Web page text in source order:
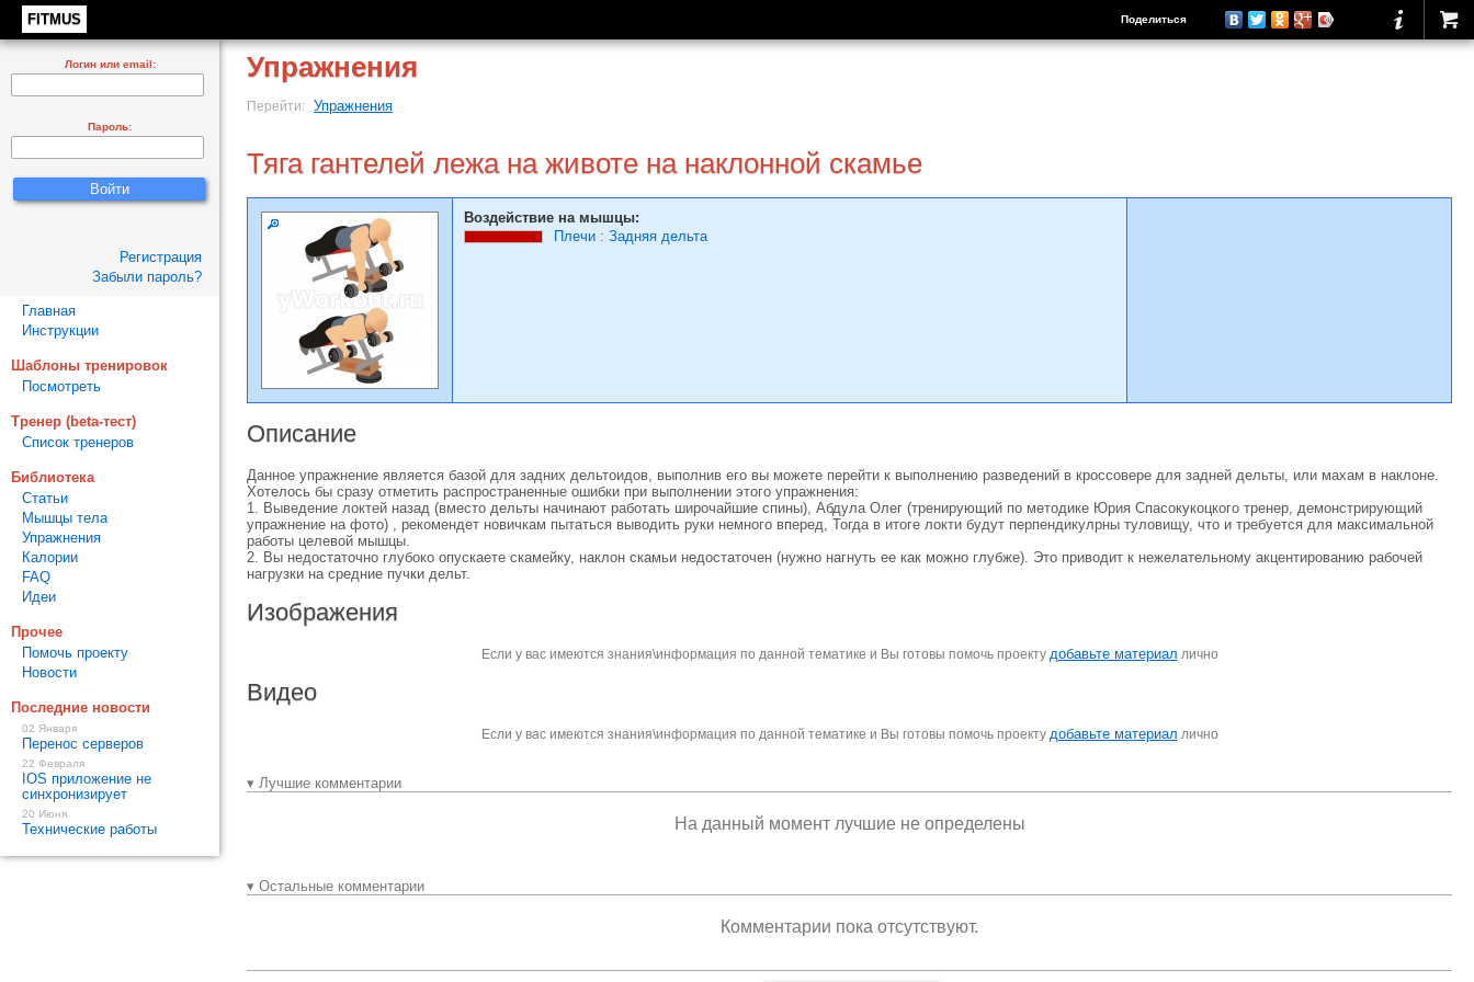
FITMUS Поделиться
Упражнения
Перейти: Упражнения
Тяга гантелей лежа на животе на наклонной скамье
Воздействие на мышцы:
Плечи : Задняя дельта
Описание
Данное упражнение является базой для задних дельтоидов, выполнив его вы можете перейти к выполнению разведений в кроссовере для задней дельты, или махам в наклоне.
Хотелось бы сразу отметить распространенные ошибки при выполнении этого упражнения:
1. Выведение локтей назад (вместо дельты начинают работать широчайшие спины), Абдула Олег (тренирующий по методике Юрия Спасокукоцкого тренер, демонстрирующий
упражнение на фото) , рекомендет новичкам пытаться выводить руки немного вперед, Тогда в итоге локти будут перпендикулрны туловищу, что и требуется для максимальной
работы целевой мышцы.
2. Вы недостаточно глубоко опускаете скамейку, наклон скамьи недостаточен (нужно нагнуть ее как можно глубже). Это приводит к нежелательному акцентированию рабочей
нагрузки на средние пучки дельт.
Изображения
Если у вас имеются знания\информация по данной тематике и Вы готовы помочь проекту добавьте материал лично
Видео
Если у вас имеются знания\информация по данной тематике и Вы готовы помочь проекту добавьте материал лично
▾ Лучшие комментарии
На данный момент лучшие не определены
▾ Остальные комментарии
Комментарии пока отсутствуют.
Логин или email:
Пароль:
Регистрация
Забыли пароль?
Главная
Инструкции
Шаблоны тренировок
Посмотреть
Тренер (beta-тест)
Список тренеров
Библиотека
Статьи
Мышцы тела
Упражнения
Калории
FAQ
Идеи
Прочее
Помочь проекту
Новости
Последние новости
02 Января
Перенос серверов
22 Февраля
IOS приложение не
синхронизирует
20 Июня
Технические работы